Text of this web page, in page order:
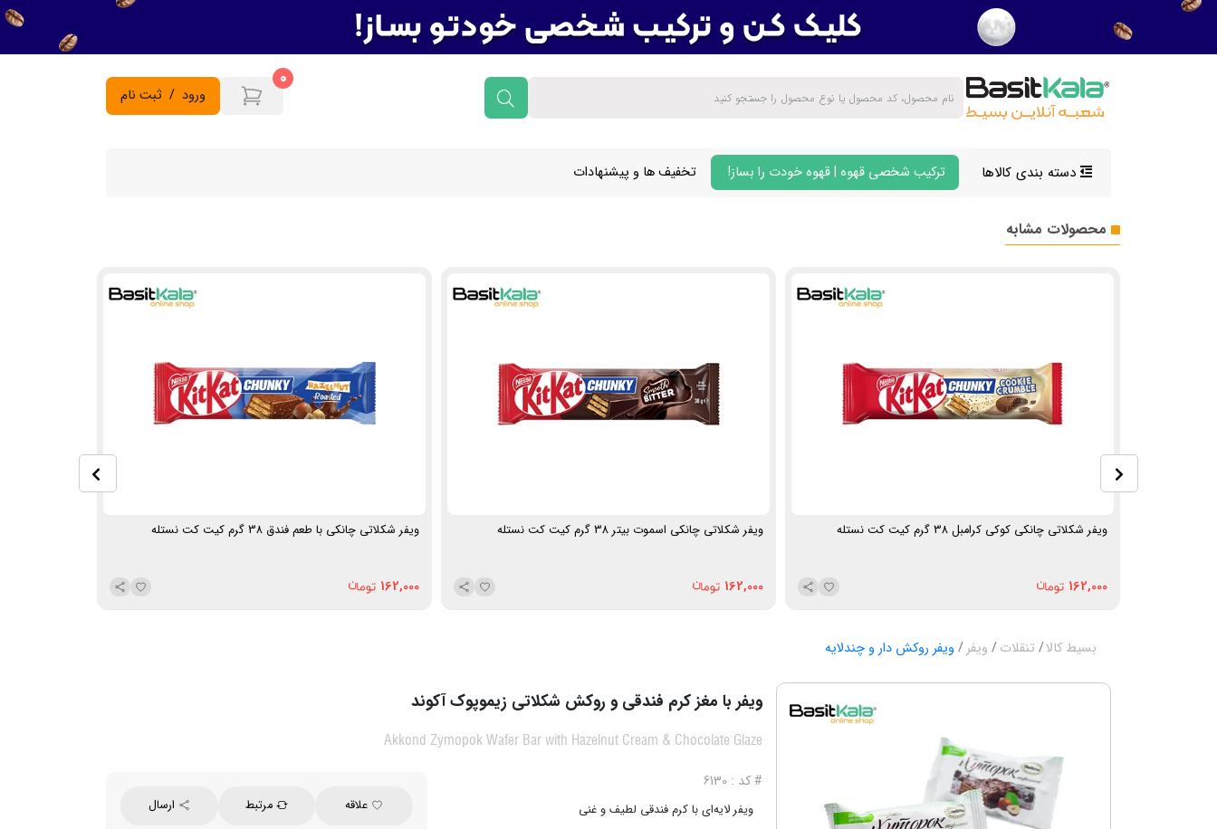
ثبت نام / ورود
0
دسته بندی کالاها ترکیب شخصی قهوه | قهوه خودت را بساز! تخفیف ها و پیشنهادات
محصولات مشابه
ویفر شکلاتی چانکی کوکی کرامبل 38 گرم کیت کت نستله
162,000
ویفر شکلاتی چانکی اسموت بیتر 38 گرم کیت کت نستله
162,000
ویفر شکلاتی چانکی با طعم فندق 38 گرم کیت کت نستله
162,000
بسیط کالا تنقلات ویفر ویفر روکش دار و چندلایه
ویفر با مغز کرم فندقی و روکش شکلاتی زیموپوک آکوند
Akkond Zymopok Wafer Bar with Hazelnut Cream & Chocolate Glaze
# کد : 6130
ویفر لایه‌ای با کرم فندقی لطیف و غنی
علاقه مرتبط ارسال